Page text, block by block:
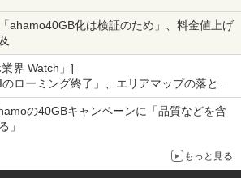
ahamo40GB化は検証のため」、料金値上げ
界 Watch」]
ローミング終了」、エリアマップの落とし
課題
の40GBキャンペーンに「品質などを含
」
もっと見る